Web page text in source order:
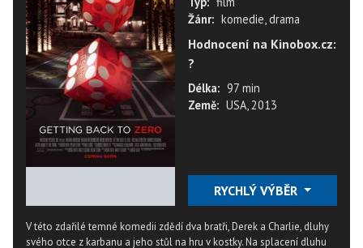
Žánr: komedie, drama
Hodnocení na Kinobox.cz:
?
Délka: 97 min
Země: USA, 2013
RYCHLÝ VÝBĚR
V této zdařilé temné komedii zdědí dva bratři, Derek a Charlie, dluhy
svého otce z karbanu a jeho stůl na hru v kostky. Na splacení dluhu